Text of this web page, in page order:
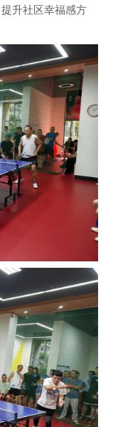
升社区幸福感方